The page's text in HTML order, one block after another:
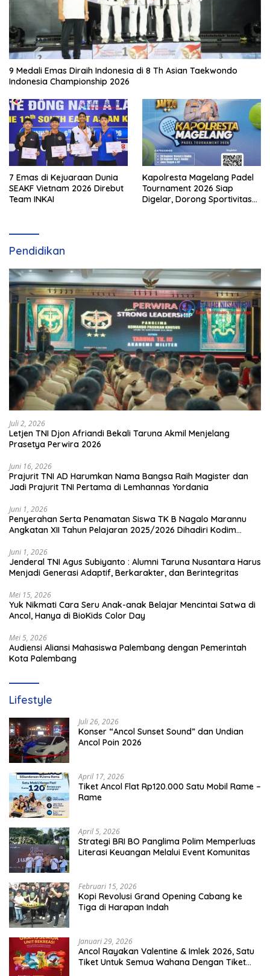
9 Medali Emas Diraih Indonesia di 8 Th Asian Taekwondo
Indonesia Championship 2026
7 Emas di Kejuaraan Dunia
SEAKF Vietnam 2026 Direbut
Team INKAI
Kapolresta Magelang Padel
Tournament 2026 Siap
Digelar, Dorong Sportivitas
Pendidikan
Juli 2, 2026
Letjen TNI Djon Afriandi Bekali Taruna Akmil Menjelang
Prasetya Perwira 2026
Juni 16, 2026
Prajurit TNI AD Harumkan Nama Bangsa Raih Magister dan
Jadi Prajurit TNI Pertama di Lemhannas Yordania
Juni 1, 2026
Penyerahan Serta Penamatan Siswa TK B Nagalo Marannu
Angkatan XII Tahun Pelajaran 2025/2026 Dihadiri Kodim
Juni 1, 2026
Jenderal TNI Agus Subiyanto : Alumni Taruna Nusantara Harus
Menjadi Generasi Adaptif, Berkarakter, dan Berintegritas
Mei 15, 2026
Yuk Nikmati Cara Seru Anak-anak Belajar Mencintai Satwa di
Ancol, Hanya di BioKids Color Day
Mei 5, 2026
Audiensi Aliansi Mahasiswa Palembang dengan Pemerintah
Kota Palembang
Lifestyle
Juli 26, 2026
Konser “Ancol Sunset Sound” dan Undian
Ancol Poin 2026
April 17, 2026
Tiket Ancol Flat Rp120.000 Satu Mobil Rame –
Rame
April 5, 2026
​Strategi BRI BO Panglima Polim Memperluas
Literasi Keuangan Melalui Event Komunitas
Februari 15, 2026
Kopi Revolusi Grand Opening Cabang ke
Tiga di Harapan Indah
Januari 29, 2026
Ancol Rayakan Valentine & Imlek 2026, Satu
Tiket Untuk Semua Wahana Dengan Tiket